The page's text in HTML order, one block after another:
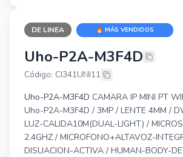
DE LINEA 🔥 MÁS VENDIDOS
UNIARCH BY UNV
Uho-P2A-M3F4D
Código: CI341UNI11
Uho-P2A-M3F4D CAMARA IP MINI PT
Uho-P2A-M3F4D / 3MP / LENTE 4MM /
LUZ-CALIDA10M(DUAL-LIGHT) /
2.4GHZ / MICROFONO+ALTAVOZ-
DISUACION-ACTIVA / HUMAN-BODY-